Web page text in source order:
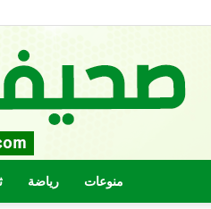
رياضة منوعات